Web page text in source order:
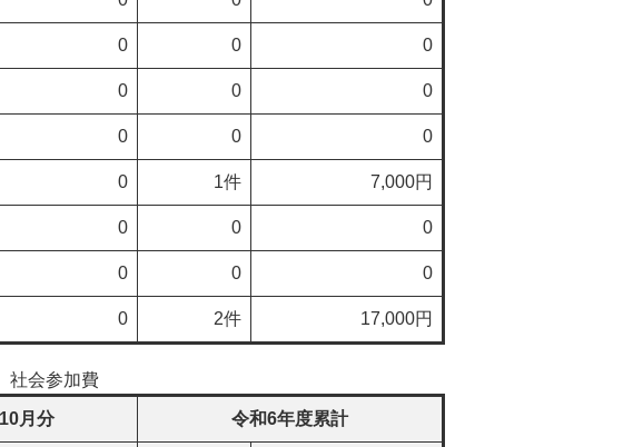
0 0 0
0 0 0
0 0 0
0 1件 7,000円
0 0 0
0 0 0
0 2件 17,000円
社会参加費
月分 令和6年度累計